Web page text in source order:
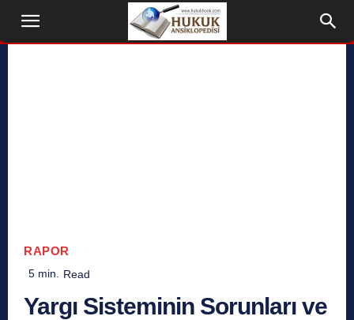
RAPOR
5 min. Read
Yargı Sisteminin Sorunları ve